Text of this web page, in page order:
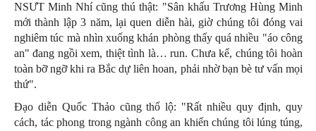
NSƯT Minh Nhí cũng thú thật: "Sân khấu Trương Hùng Minh
mới thành lập 3 năm, lại quen diễn hài, giờ chúng tôi đóng vai
nghiêm túc mà nhìn xuống khán phòng thấy quá nhiều "áo công
an" đang ngồi xem, thiệt tình là… run. Chưa kể, chúng tôi hoàn
toàn bỡ ngỡ khi ra Bắc dự liên hoan, phải nhờ bạn bè tư vấn mọi
thứ".
Đạo diễn Quốc Thảo cũng thổ lộ: "Rất nhiều quy định, quy
cách, tác phong trong ngành công an khiến chúng tôi lúng túng,